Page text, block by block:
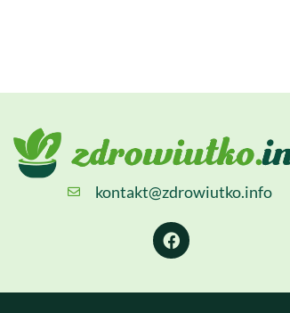
kontakt@zdrowiutko.info